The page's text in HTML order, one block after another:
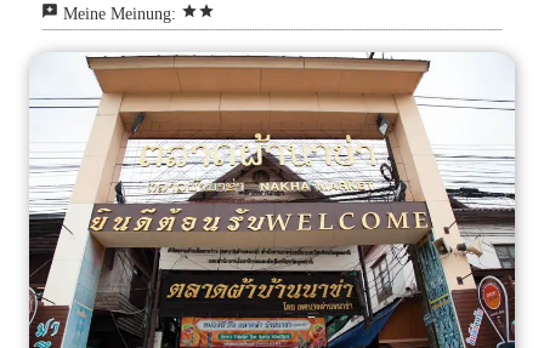
reviews Meine Meinung: starstar